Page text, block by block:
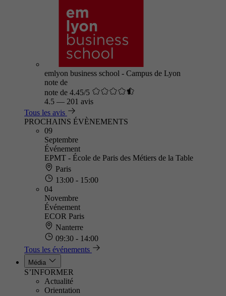
emlyon business school - Campus de Lyon
note de
note de 4.45/5
4.5 — 201 avis
Tous les avis
PROCHAINS ÉVÈNEMENTS
09
Septembre
Événement
EPMT - École de Paris des Métiers de la Table
Paris
13:00 - 15:00
04
Novembre
Événement
ECOR Paris
Nanterre
09:30 - 14:00
Tous les événements
Média
S’INFORMER
Actualité
Orientation